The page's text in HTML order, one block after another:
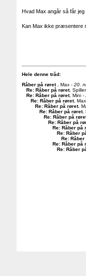
Hvad Max angår så får
Kan Max ikke præsentere
Hele denne tråd:
Råber på røret
Max - 20.
Re: Råber på røret.
Re: Råber på røret. Mini -
Re: Råber på røret.
Re: Råber på røret.
Re: Råber på røret.
Re: Råber på
Re: Råber på
Re: Råber på
Re: Råber
Re:
Re: Råber på
Re: Råber